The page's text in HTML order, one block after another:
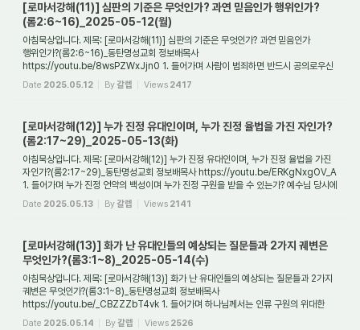
[로마서강해(11)] 심판의 기준은 무엇인가? 과연 믿음인가 행위인가?
(롬2:6~16)_2025-05-12(월)
아침묵상입니다. 제목: [로마서강해(11)] 심판의 기준은 무엇인가? 과연 믿음인가
행위인가?(롬2:6~16)_동탄명성교회 정보배목사
https://youtu.be/8wsPZWxJjn0 1. 들어가며 사람이 범죄하면 반드시 공의로우신
하나님의 심판이 있다. 그렇다면 사람은 어떤 기...
Date 2025.05.12 By갈렙 Views 2417
[로마서강해(12)] 누가 진정 유대인이며, 누가 진정 율법을 가진 자인가?
(롬2:17~29)_2025-05-13(화)
아침묵상입니다. 제목: [로마서강해(12)] 누가 진정 유대인이며, 누가 진정 율법을 가진
자인가?(롬2:17~29)_동탄명성교회 정보배목사 https://youtu.be/ERKgNxgOV_A
1. 들어가며 누가 진정 언약의 백성이며 누가 진정 구원을 받을 수 있는가? 예수님 당시에
...
Date 2025.05.13 By갈렙 Views 2141
[로마서강해(13)] 화가 난 유대인들의 예상되는 질문들과 2가지 궤변은
무엇인가?(롬3:1~8)_2025-05-14(수)
아침묵상입니다. 제목: [로마서강해(13)] 화가 난 유대인들의 예상되는 질문들과 2가지
궤변은 무엇인가?(롬3:1~8)_동탄명성교회 정보배목사
https://youtu.be/_CBZZZbT4vk 1. 들어가며 하나님께서는 인류 구원의 위대한
역사를 이루시기 위해 한 민족을 선택...
Date 2025.05.14 By갈렙 Views 2526